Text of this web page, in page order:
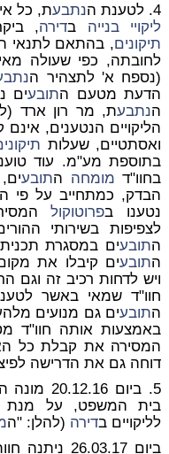
4. לטענת ה
נתבעת, כל
ליקויי בנייה בדירה,
תיקונים, בהתאם לתנאי
לחובתה, כפי שעולה
(נספח א' לתצהיר ה
הדעת מטעם התובעים
הנתבעת, מר רון ארד
הליקויים הנטענים, אינם
ואסתטיים, שעלות
בתוספת מע"מ. עוד
בחוו"ד מומחה התובע
הבדק, כמתחייב על פי
נטענו בפרוטוקול
לצפיפות בשירותי
התובעים במסגרת תכנית
התובעים קיבלו את
ויש לדחות רכיב זה וגם
חוו"ד שמאי באשר
התובעים גם מנועים
באמצעות אותה חוו"ד
המסירה את קבלת כל
דוחה גם את הדרישה
5. ביום 20.12.16 מונה ה
בית המשפט, על מנת
לליקויים בדירה (להלן: "ה
ביום 26.03.17 ניתנה חוות דעתו של ה